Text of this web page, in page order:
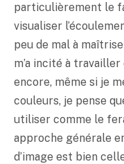
particulièrement le
visualiser
peu de mal à
m’a incité à
encore, même si je
couleurs, je pense
utiliser comme le
approche générale
d’image est bien